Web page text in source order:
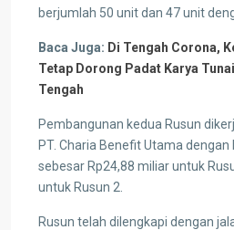
berjumlah 50 unit dan 47 unit
Baca Juga: Di Tengah Corona,
Tetap Dorong Padat Karya
Tengah
Pembangunan kedua Rusun
PT. Charia Benefit Utama dengan
sebesar Rp24,88 miliar untuk
untuk Rusun 2.
Rusun telah dilengkapi dengan